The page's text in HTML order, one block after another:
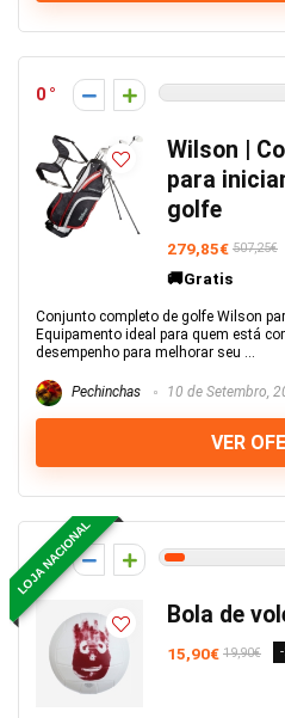
0
Wilson |
para
golfe
279,85€ 507,25€
🚚Gratis
Conjunto completo de golfe Wilson
Equipamento ideal para quem está
desempenho para melhorar seu ...
Pechinchas 10 de Setembro,
VER
LOJA NACIONAL
3
Bola de
15,90€ 19,90€